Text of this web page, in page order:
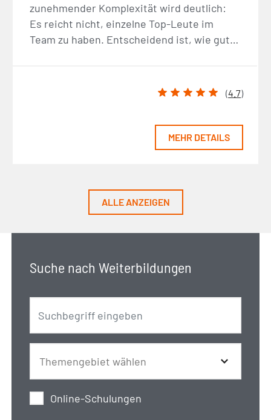
zunehmender Komplexität wird deutlich:
Es reicht nicht, einzelne Top-Leute im
Team zu haben. Entscheidend ist, wie gut…
(4.7)
MEHR DETAILS
ALLE ANZEIGEN
Suche nach Weiterbildungen
Online-Schulungen